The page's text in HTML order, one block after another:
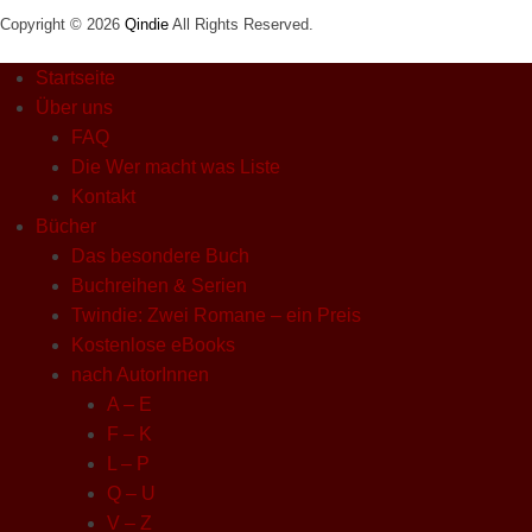
Copyright © 2026 Qindie All Rights Reserved.
Startseite
Über uns
FAQ
Die Wer macht was Liste
Kontakt
Bücher
Das besondere Buch
Buchreihen & Serien
Twindie: Zwei Romane – ein Preis
Kostenlose eBooks
nach AutorInnen
A – E
F – K
L – P
Q – U
V – Z